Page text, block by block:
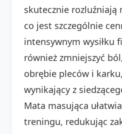
skutecznie rozluźniają
co jest szczególnie
intensywnym wysiłku
również zmniejszyć
obrębie pleców i
wynikający z
Mata masująca
treningu, redukując